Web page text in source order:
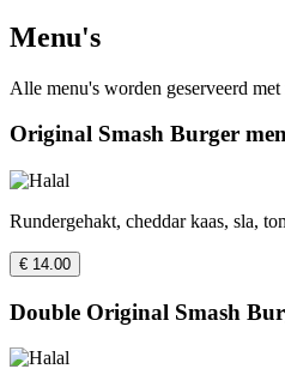
Menu's
Alle menu's worden geserveerd
Original Smash Burger
Rundergehakt, cheddar kaas, sla,
€ 14.00
Double Original Smash